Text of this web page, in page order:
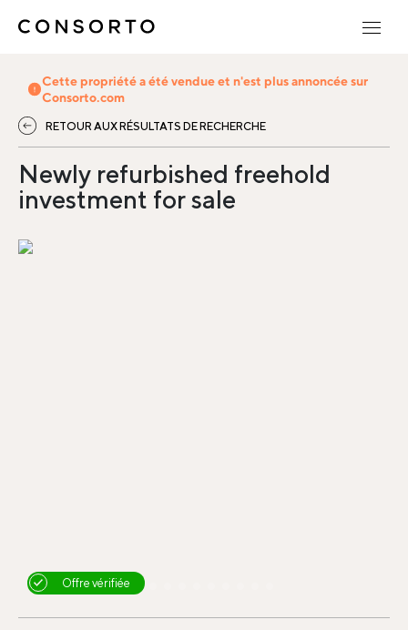
Cette propriété a été vendue et n'est plus annoncée sur
Consorto.com
RETOUR AUX RÉSULTATS DE RECHERCHE
Newly refurbished freehold
investment for sale
Offre vérifiée